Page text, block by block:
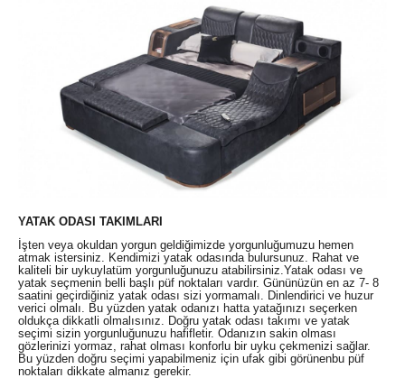
YATAK ODASI TAKIMLARI
İşten veya okuldan yorgun geldiğimizde yorgunluğumuzu hemen
atmak istersiniz. Kendimizi yatak odasında bulursunuz. Rahat ve
kaliteli bir uykuylatüm yorgunluğunuzu atabilirsiniz.Yatak odası ve
yatak seçmenin belli başlı püf noktaları vardır. Gününüzün en az 7- 8
saatini geçirdiğiniz yatak odası sizi yormamalı. Dinlendirici ve huzur
verici olmalı. Bu yüzden yatak odanızı hatta yatağınızı seçerken
oldukça dikkatli olmalısınız. Doğru yatak odası takımı ve yatak
seçimi sizin yorgunluğunuzu hafifletir. Odanızın sakin olması
gözlerinizi yormaz, rahat olması konforlu bir uyku çekmenizi sağlar.
Bu yüzden doğru seçimi yapabilmeniz için ufak gibi görünenbu püf
noktaları dikkate almanız gerekir.